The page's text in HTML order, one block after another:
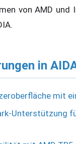
von AMD und
in
mit
Unterstützung